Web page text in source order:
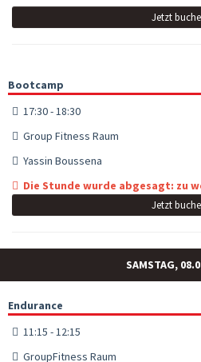
Jetzt
Bootcamp
17:30 - 18:30
Group Fitness Raum
Yassin Boussena
Die Stunde wurde abgesagt: zu
Jetzt
SAMSTAG,
Endurance
11:15 - 12:15
GroupFitness Raum